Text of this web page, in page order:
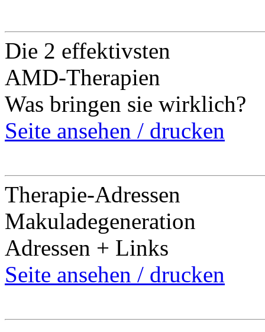
Die 2 effektivsten
AMD-Therapien
Was bringen sie wirklich?
Seite ansehen / drucken
Therapie-Adressen
Makuladegeneration
Adressen + Links
Seite ansehen / drucken